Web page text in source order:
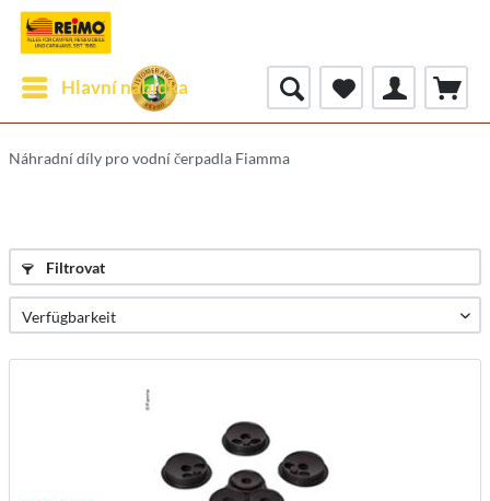
Hlavní nabídka
Náhradní díly pro vodní čerpadla Fiamma
Filtrovat